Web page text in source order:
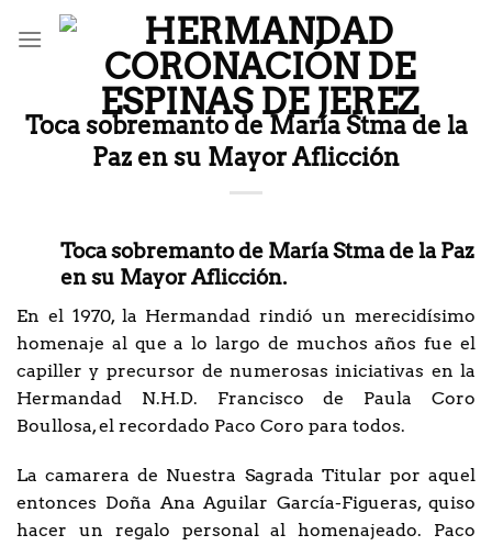
Toca sobremanto de María Stma de la
Paz en su Mayor Aflicción
Toca sobremanto de María Stma de la Paz
en su Mayor Aflicción.
En el 1970, la Hermandad rindió un merecidísimo
homenaje al que a lo largo de muchos años fue el
capiller y precursor de numerosas iniciativas en la
Hermandad N.H.D. Francisco de Paula Coro
Boullosa, el recordado Paco Coro para todos.
La camarera de Nuestra Sagrada Titular por aquel
entonces Doña Ana Aguilar García-Figueras, quiso
hacer un regalo personal al homenajeado. Paco